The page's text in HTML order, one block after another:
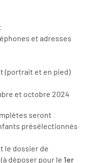
et adresses
(portrait et en pied)
et octobre 2024
seront
présélectionnés
le dossier de
déposer pour le 1er